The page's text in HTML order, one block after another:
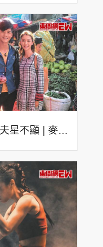
星不顯 | 麥玲